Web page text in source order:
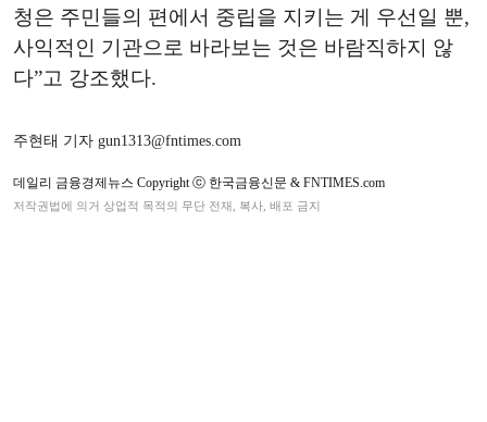
청은 주민들의 편에서 중립을 지키는 게 우선일 뿐,
사익적인 기관으로 바라보는 것은 바람직하지 않
다”고 강조했다.
주현태 기자 gun1313@fntimes.com
데일리 금융경제뉴스 Copyright ⓒ 한국금융신문 & FNTIMES.com
저작권법에 의거 상업적 목적의 무단 전재, 복사, 배포 금지